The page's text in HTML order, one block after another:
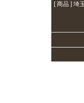
[ 商品 ] 埼